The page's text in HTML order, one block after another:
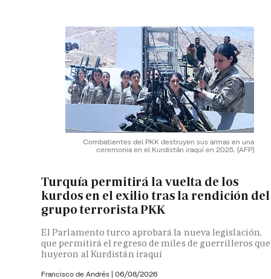
Combatientes del PKK destruyen sus armas en una
ceremonia en el Kurdistán iraquí en 2025. (AFP)
Turquía permitirá la vuelta de los
kurdos en el exilio tras la rendición del
grupo terrorista PKK
El Parlamento turco aprobará la nueva legislación,
que permitirá el regreso de miles de guerrilleros que
huyeron al Kurdistán iraquí
Francisco de Andrés | 06/08/2026